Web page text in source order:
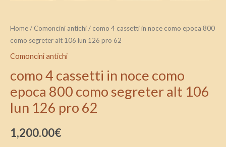
Home/ Comoncini antichi/ como 4 cassetti in noce como epoca 800
como segreter alt 106 lun 126 pro 62
Comoncini antichi
como 4 cassetti in noce como
epoca 800 como segreter alt 106
lun 126 pro 62
1,200.00€
pro
62
quantità